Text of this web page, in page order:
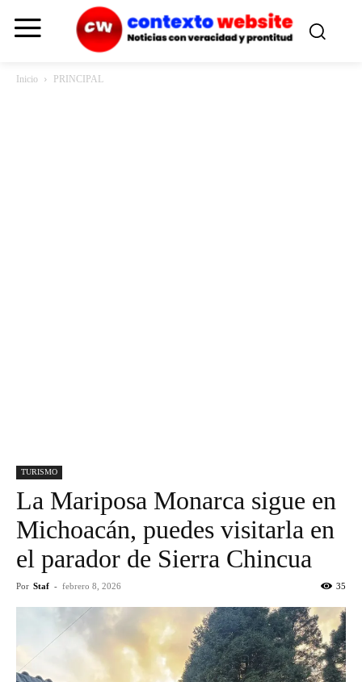
Inicio PRINCIPAL
TURISMO
La Mariposa Monarca sigue en
Michoacán, puedes visitarla en
el parador de Sierra Chincua
Por Staf - febrero 8, 2026 35